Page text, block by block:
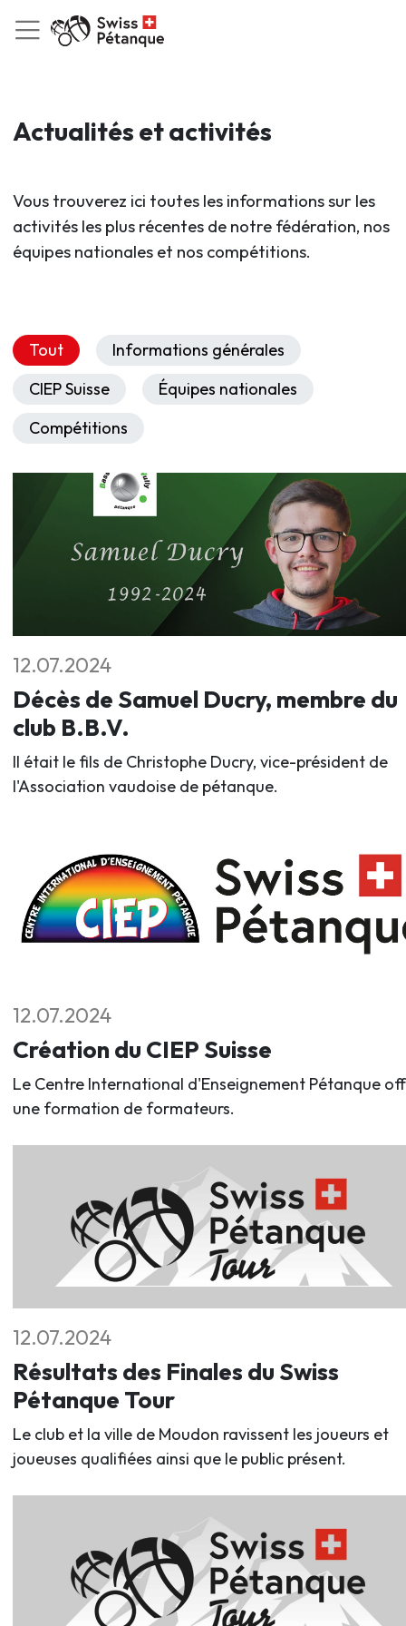
Actualités et activités
Vous trouverez ici toutes les informations sur les
activités les plus récentes de notre fédération, nos
équipes nationales et nos compétitions.
Tout
Informations générales
CIEP Suisse
Équipes nationales
Compétitions
12.07.2024
Décès de Samuel Ducry, membre du
club B.B.V.
Il était le fils de Christophe Ducry, vice-président de
l'Association vaudoise de pétanque.
12.07.2024
Création du CIEP Suisse
Le Centre International d'Enseignement Pétanque
une formation de formateurs.
12.07.2024
Résultats des Finales du Swiss
Pétanque Tour
Le club et la ville de Moudon ravissent les joueurs et
joueuses qualifiées ainsi que le public présent.